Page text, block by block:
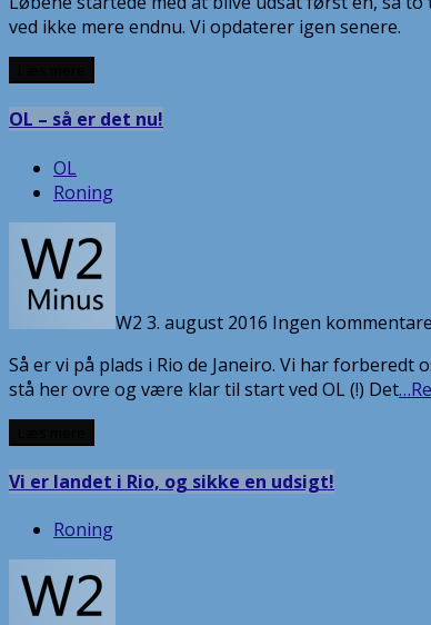
ved ikke mere endnu. Vi opdaterer igen senere.
OL – så er det nu!
OL
Roning
W2 3. august 2016 Ingen
Så er vi på plads i Rio de Janeiro. Vi har
stå her ovre og være klar til start ved OL (!) Det
Vi er landet i Rio, og sikke en udsigt!
Roning